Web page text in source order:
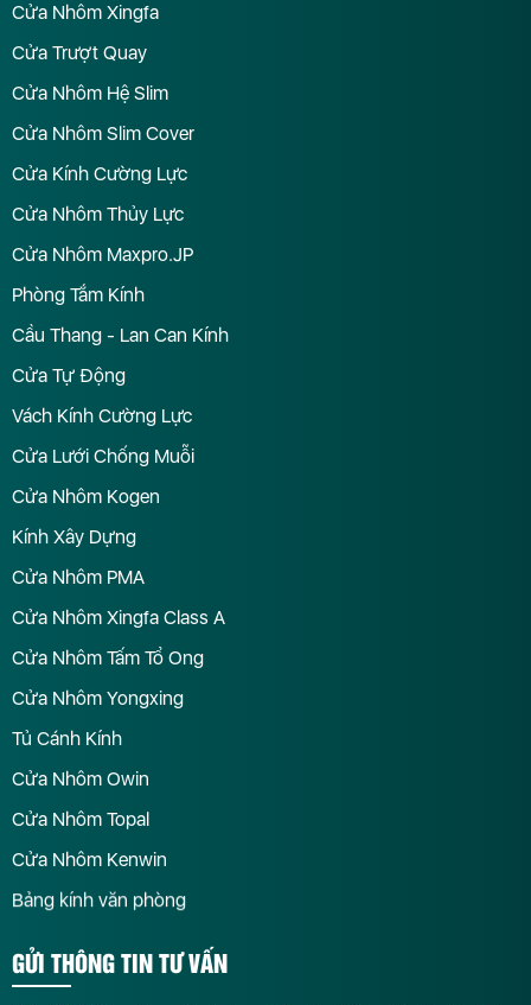
Cửa Nhôm Xingfa
Cửa Trượt Quay
Cửa Nhôm Hệ Slim
Cửa Nhôm Slim Cover
Cửa Kính Cường Lực
Cửa Nhôm Thủy Lực
Cửa Nhôm Maxpro.JP
Phòng Tắm Kính
Cầu Thang - Lan Can Kính
Cửa Tự Động
Vách Kính Cường Lực
Cửa Lưới Chống Muỗi
Cửa Nhôm Kogen
Kính Xây Dựng
Cửa Nhôm PMA
Cửa Nhôm Xingfa Class A
Cửa Nhôm Tấm Tổ Ong
Cửa Nhôm Yongxing
Tủ Cánh Kính
Cửa Nhôm Owin
Cửa Nhôm Topal
Cửa Nhôm Kenwin
Bảng kính văn phòng
GỬI THÔNG TIN TƯ VẤN